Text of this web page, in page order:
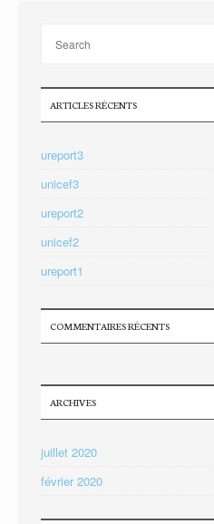
ARTICLES RÉCENTS
ureport3
unicef3
ureport2
unicef2
ureport1
COMMENTAIRES RÉCENTS
ARCHIVES
juillet 2020
février 2020